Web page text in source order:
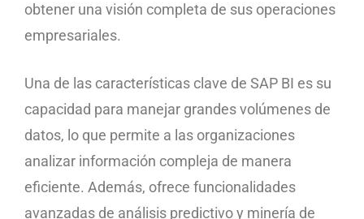
obtener una visión completa de sus operaciones
empresariales.
Una de las características clave de SAP BI es su
capacidad para manejar grandes volúmenes de
datos, lo que permite a las organizaciones
analizar información compleja de manera
eficiente. Además, ofrece funcionalidades
avanzadas de análisis predictivo y minería de